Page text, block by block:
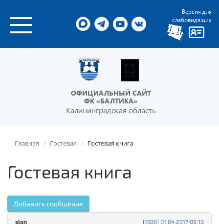
Версия для
слабовидящих
ОФИЦИАЛЬНЫЙ САЙТ
ФК «БАЛТИКА»
Калининградская область
Главная Гостевая Гостевая книга
Гостевая книга
Добавить сообщение
[1500] 01.04.2017 09:10
slon